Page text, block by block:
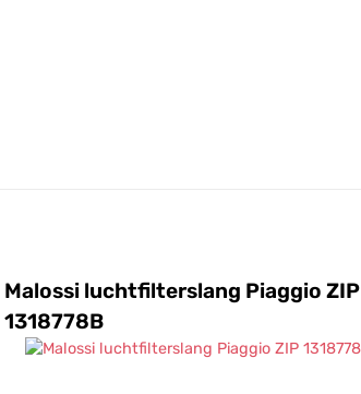
Malossi luchtfilterslang Piaggio ZIP
1318778B